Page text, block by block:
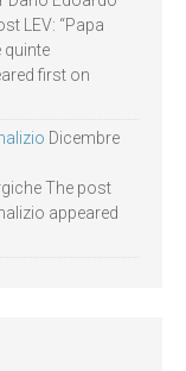
LEV: “Papa
quinte
first on
Dicembre
The post
appeared